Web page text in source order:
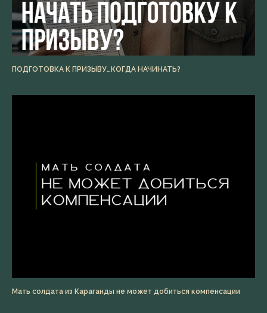
ПОДГОТОВКА К ПРИЗЫВУ…КОГДА НАЧИНАТЬ?
Мать солдата из Караганды не может добиться компенсации